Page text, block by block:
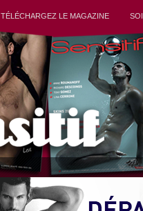
TÉLÉCHARGEZ LE MAGAZINE